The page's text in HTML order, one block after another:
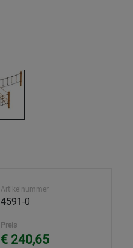
Artikelnummer
4591-0
Preis
€ 240,65